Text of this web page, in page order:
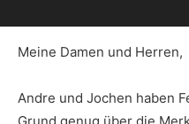
Meine Damen und Herren,
Andre und Jochen haben